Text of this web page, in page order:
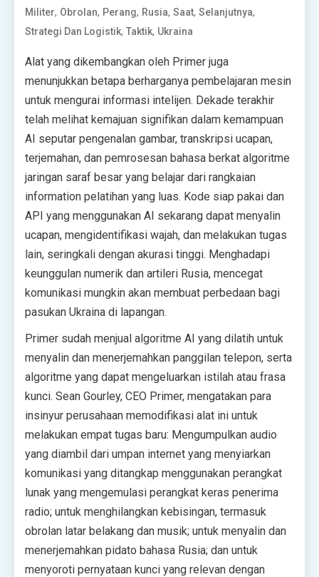
Militer, Obrolan, Perang, Rusia, Saat, Selanjutnya,
Strategi Dan Logistik, Taktik, Ukraina
Alat yang dikembangkan oleh Primer juga
menunjukkan betapa berharganya pembelajaran mesin
untuk mengurai informasi intelijen. Dekade terakhir
telah melihat kemajuan signifikan dalam kemampuan
AI seputar pengenalan gambar, transkripsi ucapan,
terjemahan, dan pemrosesan bahasa berkat algoritme
jaringan saraf besar yang belajar dari rangkaian
information pelatihan yang luas. Kode siap pakai dan
API yang menggunakan AI sekarang dapat menyalin
ucapan, mengidentifikasi wajah, dan melakukan tugas
lain, seringkali dengan akurasi tinggi. Menghadapi
keunggulan numerik dan artileri Rusia, mencegat
komunikasi mungkin akan membuat perbedaan bagi
pasukan Ukraina di lapangan.
Primer sudah menjual algoritme AI yang dilatih untuk
menyalin dan menerjemahkan panggilan telepon, serta
algoritme yang dapat mengeluarkan istilah atau frasa
kunci. Sean Gourley, CEO Primer, mengatakan para
insinyur perusahaan memodifikasi alat ini untuk
melakukan empat tugas baru: Mengumpulkan audio
yang diambil dari umpan internet yang menyiarkan
komunikasi yang ditangkap menggunakan perangkat
lunak yang mengemulasi perangkat keras penerima
radio; untuk menghilangkan kebisingan, termasuk
obrolan latar belakang dan musik; untuk menyalin dan
menerjemahkan pidato bahasa Rusia; dan untuk
menyoroti pernyataan kunci yang relevan dengan